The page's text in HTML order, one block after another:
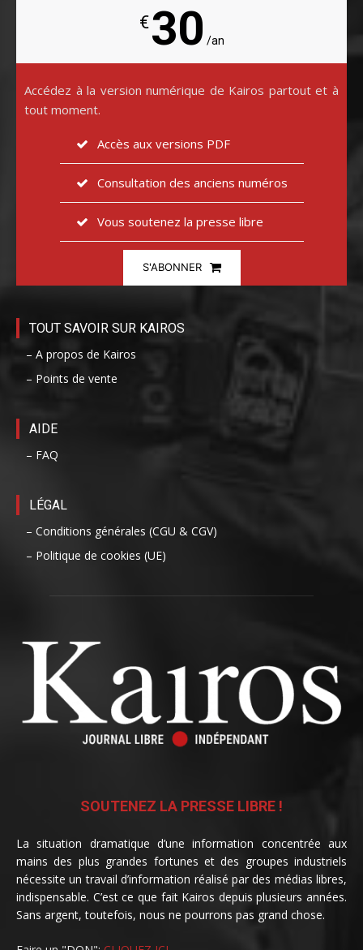
€30 /an
Accédez à la version numérique de Kairos partout et à
tout moment.
Accès aux versions PDF
Consultation des anciens numéros
Vous soutenez la presse libre
S'ABONNER
TOUT SAVOIR SUR KAIROS
– A propos de Kairos
– Points de vente
AIDE
– FAQ
LÉGAL
– Conditions générales (CGU & CGV)
– Politique de cookies (UE)
SOUTENEZ LA PRESSE LIBRE !
La situation dramatique d’une information concentrée aux
mains des plus grandes fortunes et des groupes industriels
nécessite un travail d’information réalisé par des médias libres,
indispensable. C’est ce que fait Kairos depuis plusieurs années.
Sans argent, toutefois, nous ne pourrons pas grand chose.